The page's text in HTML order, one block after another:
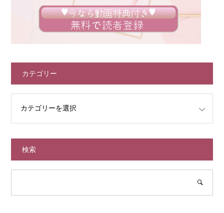
カテゴリー
検索